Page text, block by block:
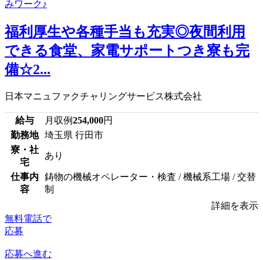
福利厚生や各種手当も充実◎夜間利用
できる食堂、家電サポートつき寮も完
備☆2...
日本マニュファクチャリングサービス株式会社
給与 月収例254,000円
勤務地
埼玉県 行田市
寮・社
宅
あり
仕事内
容
鋳物の機械オペレーター・検査 / 機械系工場 / 交替
制
詳細を表示
無料電話で
応募
応募へ進む